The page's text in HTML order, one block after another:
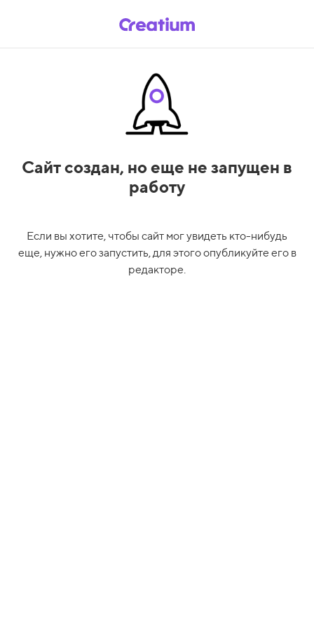
Сайт создан, но еще не запущен в
работу
Если вы хотите, чтобы сайт мог увидеть кто-нибудь
еще, нужно его запустить, для этого опубликуйте его в
редакторе.